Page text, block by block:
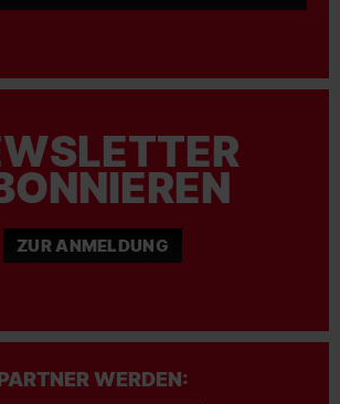
ZUR ANMELDUNG
WERDEN: